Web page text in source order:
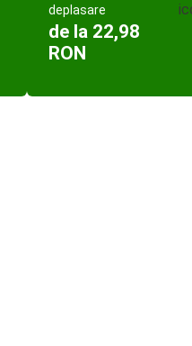
deplasare
de la 22,98
RON